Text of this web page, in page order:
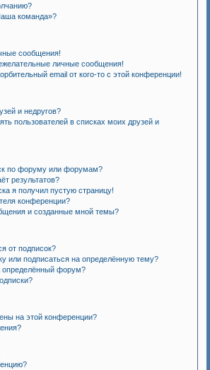
команда»?
сообщения!
личные сообщения!
email от кого-то с этой конференции!
и недругов?
пользователей в списках моих друзей и
по форуму или форумам?
результатов?
я получил пустую страницу!
конференции?
и созданные мной темы?
от подписок?
или подписаться на определённую тему?
определённый форум?
на этой конференции?